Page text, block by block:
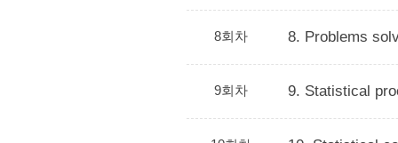
8회차 8. Problems
9회차 9. Statistical